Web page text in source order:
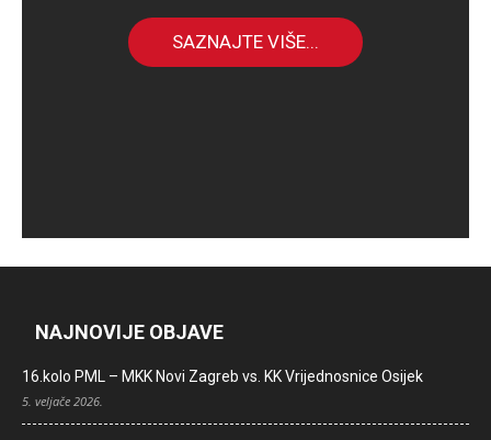
SAZNAJTE VIŠE...
NAJNOVIJE OBJAVE
16.kolo PML – MKK Novi Zagreb vs. KK Vrijednosnice Osijek
5. veljače 2026.